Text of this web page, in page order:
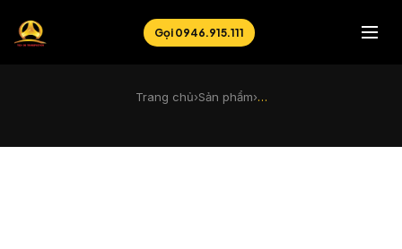
Gọi 0946.915.111
Trang chủ›Sản phẩm›…